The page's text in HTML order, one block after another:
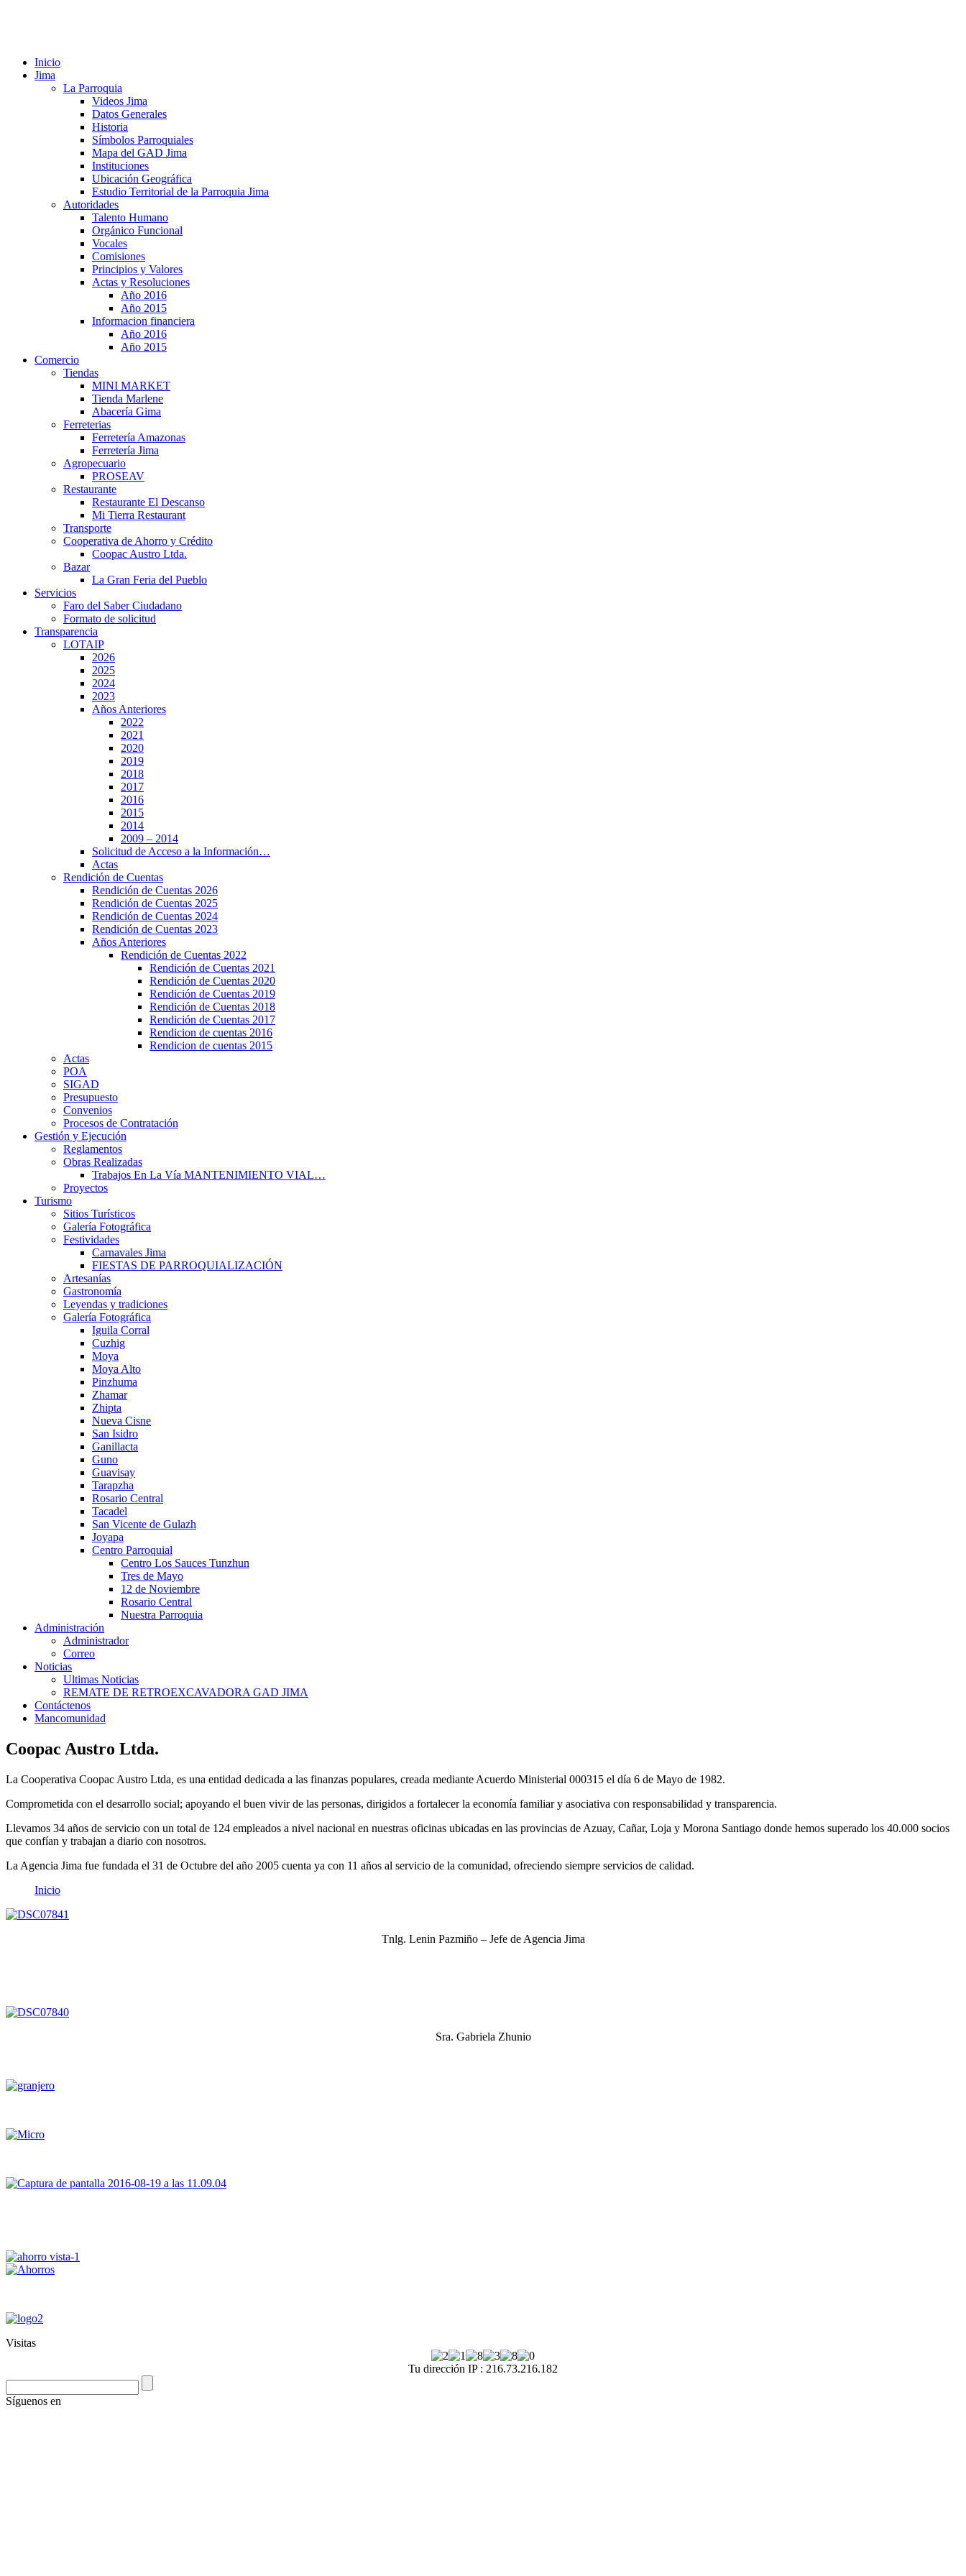
Inicio
Jima
La Parroquia
Videos Jima
Datos Generales
Historia
Símbolos Parroquiales
Mapa del GAD Jima
Instituciones
Ubicación Geográfica
Estudio Territorial de la Parroquia Jima
Autoridades
Talento Humano
Orgánico Funcional
Vocales
Comisiones
Principios y Valores
Actas y Resoluciones
Año 2016
Año 2015
Informacion financiera
Año 2016
Año 2015
Comercio
Tiendas
MINI MARKET
Tienda Marlene
Abacería Gima
Ferreterias
Ferretería Amazonas
Ferretería Jima
Agropecuario
PROSEAV
Restaurante
Restaurante El Descanso
Mi Tierra Restaurant
Transporte
Cooperativa de Ahorro y Crédito
Coopac Austro Ltda.
Bazar
La Gran Feria del Pueblo
Servicios
Faro del Saber Ciudadano
Formato de solicitud
Transparencia
LOTAIP
2026
2025
2024
2023
Años Anteriores
2022
2021
2020
2019
2018
2017
2016
2015
2014
2009 – 2014
Solicitud de Acceso a la Información…
Actas
Rendición de Cuentas
Rendición de Cuentas 2026
Rendición de Cuentas 2025
Rendición de Cuentas 2024
Rendición de Cuentas 2023
Años Anteriores
Rendición de Cuentas 2022
Rendición de Cuentas 2021
Rendición de Cuentas 2020
Rendición de Cuentas 2019
Rendición de Cuentas 2018
Rendición de Cuentas 2017
Rendicion de cuentas 2016
Rendicion de cuentas 2015
Actas
POA
SIGAD
Presupuesto
Convenios
Procesos de Contratación
Gestión y Ejecución
Reglamentos
Obras Realizadas
Trabajos En La Vía MANTENIMIENTO VIAL…
Proyectos
Turismo
Sitios Turísticos
Galería Fotográfica
Festividades
Carnavales Jima
FIESTAS DE PARROQUIALIZACIÓN
Artesanías
Gastronomía
Leyendas y tradiciones
Galería Fotográfica
Iguila Corral
Cuzhig
Moya
Moya Alto
Pinzhuma
Zhamar
Zhipta
Nueva Cisne
San Isidro
Ganillacta
Guno
Guavisay
Tarapzha
Rosario Central
Tacadel
San Vicente de Gulazh
Joyapa
Centro Parroquial
Centro Los Sauces Tunzhun
Tres de Mayo
12 de Noviembre
Rosario Central
Nuestra Parroquia
Administración
Administrador
Correo
Noticias
Ultimas Noticias
REMATE DE RETROEXCAVADORA GAD JIMA
Contáctenos
Mancomunidad
Coopac Austro Ltda.
La Cooperativa Coopac Austro Ltda, es una entidad dedicada a las finanzas populares, creada mediante Acuerdo Ministerial 000315 el día 6 de Mayo de 1982.
Comprometida con el desarrollo social; apoyando el buen vivir de las personas, dirigidos a fortalecer la economía familiar y asociativa con responsabilidad y transparencia.
Llevamos 34 años de servicio con un total de 124 empleados a nivel nacional en nuestras oficinas ubicadas en las provincias de Azuay, Cañar, Loja y Morona Santiago donde hemos superado los 40.000 socios
que confían y trabajan a diario con nosotros.
La Agencia Jima fue fundada el 31 de Octubre del año 2005 cuenta ya con 11 años al servicio de la comunidad, ofreciendo siempre servicios de calidad.
Inicio
Tnlg. Lenin Pazmiño – Jefe de Agencia Jima
Sra. Gabriela Zhunio
Visitas
Tu dirección IP : 216.73.216.182
Síguenos en